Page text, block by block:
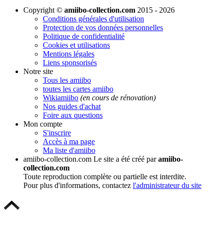
Copyright © amiibo-collection.com 2015 - 2026
Conditions générales d'utilisation
Protection de vos données personnelles
Politique de confidentialité
Cookies et utilisations
Mentions légales
Liens sponsorisés
Notre site
Tous les amiibo
toutes les cartes amiibo
Wikiamiibo (en cours de rénovation)
Nos guides d'achat
Foire aux questions
Mon compte
S'inscrire
Accès à ma page
Ma liste d'amiibo
amiibo-collection.com Le site a été créé paramiibo-
collection.com
Toute reproduction complète ou partielle est interdite.
Pour plus d'informations, contactez l'administrateur du site